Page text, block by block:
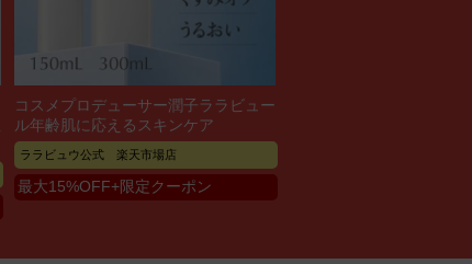
コスメプロデューサー潤子ララビュー
ル年齢肌に応えるスキンケア
ララビュウ公式 楽天市場店
最大15%OFF+限定クーポン